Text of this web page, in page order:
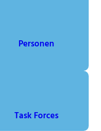
Personen
Task Forces